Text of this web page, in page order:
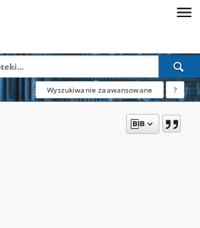
Wyszukiwanie zaawansowane ?